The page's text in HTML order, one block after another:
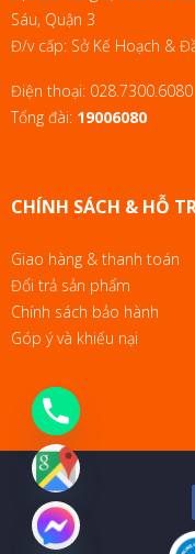
Sáu, Quận 3
Đ/v cấp: Sở Kế Hoạch &
Điện thoại: 028.7300.6080
Tổng đài: 19006080
CHÍNH SÁCH & HỖ
Giao hàng & thanh toán
Đổi trả sản phẩm
Chính sách bảo hành
Góp ý và khiếu nại
chaty